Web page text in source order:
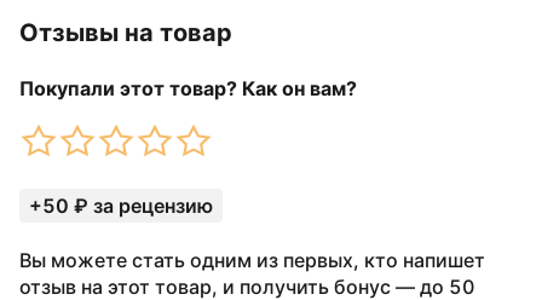
Отзывы на товар
Покупали этот товар? Как он вам?
+50 ₽ за рецензию
Вы можете стать одним из первых, кто напишет
отзыв на этот товар, и получить бонус — до 50